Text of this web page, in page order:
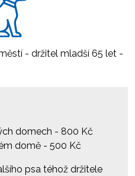
- držitel mladší 65 let -
domech - 800 Kč
domě - 500 Kč
psa téhož držitele